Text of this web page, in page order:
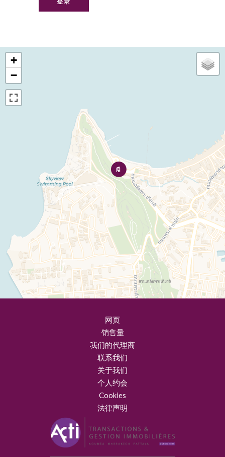
+
−
网页
销售量
我们的代理商
联系我们
关于我们
个人约会
Cookies
法律声明